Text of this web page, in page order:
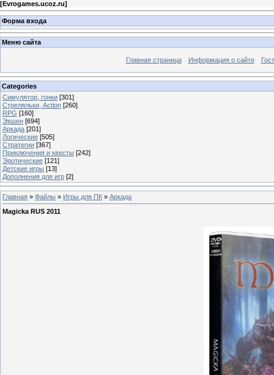
[Evrogames.ucoz.ru]
Форма входа
Меню сайта
Главная страница Информация о сайте
Categories
Симулятор, гонки [301]
Стреляльки, Action [260]
RPG [160]
Экшен [694]
Аркада [201]
Логические [505]
Стратегии [367]
Приключения и квесты [242]
Эротические [121]
Детские игры [13]
Дополнения для игр [2]
Главная » Файлы » Игры для ПК » Аркада
Magicka RUS 2011